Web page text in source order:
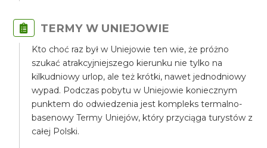
TERMY W UNIEJOWIE
Kto choć raz był w Uniejowie ten wie, że próżno
szukać atrakcyjniejszego kierunku nie tylko na
kilkudniowy urlop, ale też krótki, nawet jednodniowy
wypad. Podczas pobytu w Uniejowie koniecznym
punktem do odwiedzenia jest kompleks termalno-
basenowy Termy Uniejów, który przyciąga turystów z
całej Polski.